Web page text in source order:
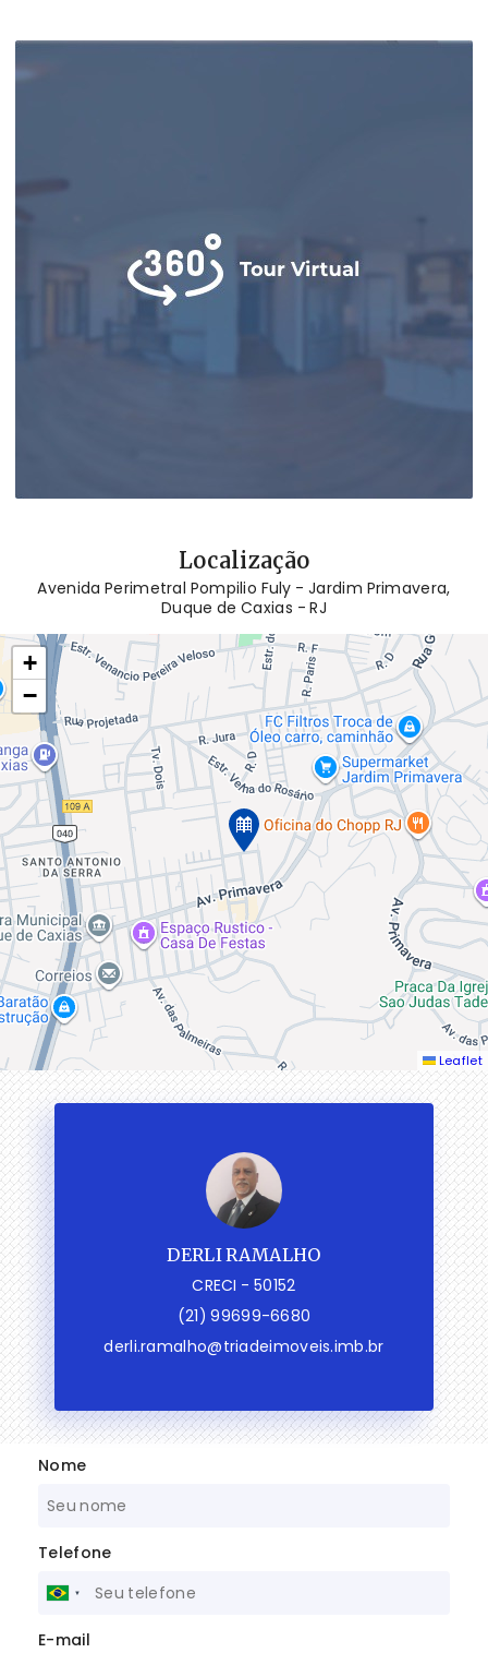
Localização
Avenida Perimetral Pompilio Fuly - Jardim Primavera,
Duque de Caxias - RJ
+
−
Leaflet
DERLI RAMALHO
CRECI -50152
(21) 99699-6680
derli.ramalho@triadeimoveis.imb.br
Nome
Telefone
E-mail